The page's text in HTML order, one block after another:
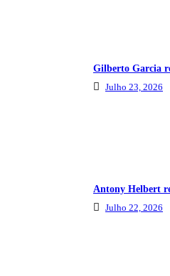
Gilberto Garcia
Julho 23, 2026
Antony Helbert
Julho 22, 2026